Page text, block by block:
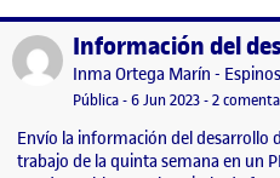
ensayo performance
Publicado por
Publicado por
Inma Ortega Marín -
Visibilidad:
Pública-Fecha de publicación
6 Jun 2023-2
Envío la información del desarrollo
trabajo de la quinta semana en un